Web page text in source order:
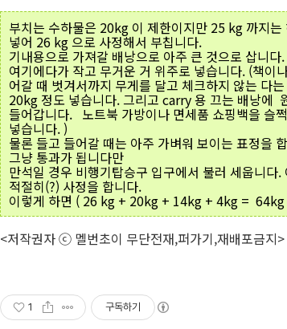
부치는 수하물은 20kg 이 제한이지만 25 kg 까지
넣어 26 kg 으로 사정해서 부칩니다.
기내용으로 가져갈 배낭으로 아주 큰 것으로 삽니
여기에다가 작고 무거운 거 위주로 넣습니다. (책이
어갈 때 벗겨서까지 무게를 달고 체크하지 않는 다
20kg 정도 넣습니다. 그리고 carry 용 끄는 배낭에
들어갑니다. 노트북 가방이나 면세품 쇼핑백을 슬
넣습니다. )
물론 들고 들어갈 때는 아주 가벼워 보이는 표정을
그냥 통과가 됩니다만
만석일 경우 비행기탑승구 입구에서 불러 세웁니다
적절히(?) 사정을 합니다.
이렇게 하면 ( 26 kg + 20kg + 14kg + 4kg = 64kg
<저작권자 ⓒ 멜번초이 무단전재,퍼가기,재배포금지>
1 구독하기